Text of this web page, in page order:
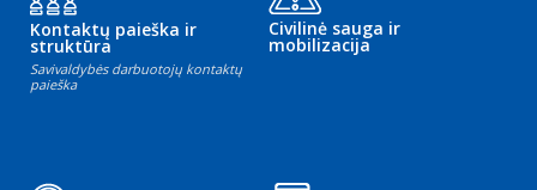
Kontaktų paieška ir
struktūra
Savivaldybės darbuotojų kontaktų
paieška
Civilinė sauga ir
mobilizacija